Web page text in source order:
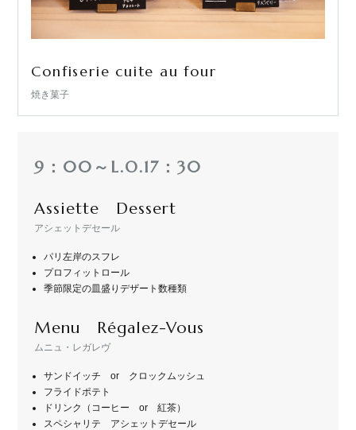
TOPICS
MENU
CONTACT
Confiserie cuite au four
焼き菓子
9：00～L.O.17：30
Assiette Dessert
アシェットデセール
パリ左岸のスフレ
プロフィットロール
季節限定の皿盛りデザート数種類
Menu Régalez-Vous
ムニュ・レガレヴ
サンドイッチ or クロックムッシュ
フライドポテト
ドリンク（コーヒー or 紅茶）
スペシャリテ アシェットデセール